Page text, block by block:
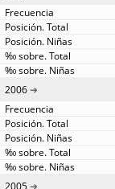
2006
2005